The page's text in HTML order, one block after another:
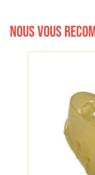
Nous vous